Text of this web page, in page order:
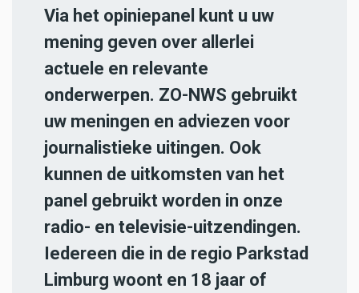
Via het opiniepanel kunt u uw
mening geven over allerlei
actuele en relevante
onderwerpen. ZO-NWS gebruikt
uw meningen en adviezen voor
journalistieke uitingen. Ook
kunnen de uitkomsten van het
panel gebruikt worden in onze
radio- en televisie-uitzendingen.
Iedereen die in de regio Parkstad
Limburg woont en 18 jaar of